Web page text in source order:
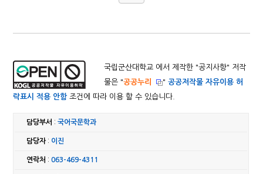
국립군산대학교 에서 제작한 "공지사항" 저작
물은 "공공누리 "공공저작물 자유이용 허
락표시 적용 안함조건에 따라 이용 할 수 있습니다.
담당부서 :국어국문학과
담당자: 이진
연락처 :063-469-4311